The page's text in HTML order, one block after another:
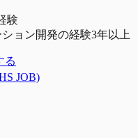
験
ョン開発の経験3年以上
る
JOB)